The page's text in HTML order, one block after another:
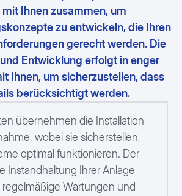
Ihnen zusammen, um
zu entwickeln, die Ihren
gerecht werden. Die
Entwicklung erfolgt in enger
Ihnen, um sicherzustellen, dass
berücksichtigt werden.
übernehmen die Installation
wobei sie sicherstellen,
optimal funktionieren. Der
Instandhaltung Ihrer Anlage
Wartungen und